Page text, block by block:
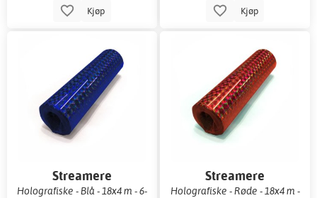
Kjøp Kjøp
Streamere
Holografiske - Blå - 18x4 m - 6-
Streamere
Holografiske - Røde - 18x4 m -